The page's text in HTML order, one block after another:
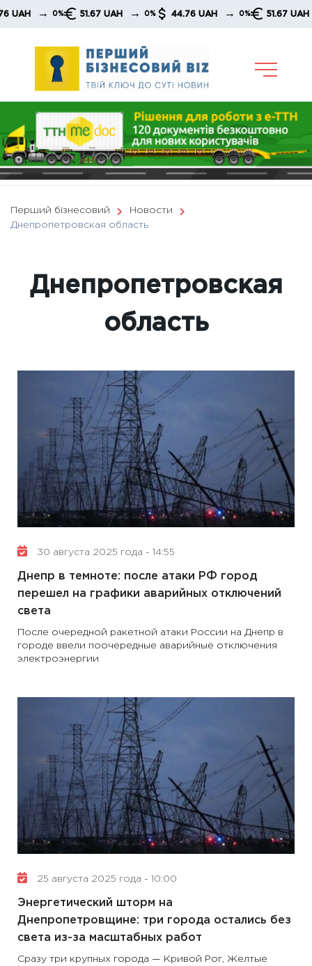
Skip
0% 51.67 UAH → 0% 44.76 UAH → 0% 51.67 UAH → 0%
Перший бізнесовий
Новости
Днепропетровская область
Днепропетровская
область
30 августа 2025 года - 14:55
Днепр в темноте: после атаки РФ город
перешел на графики аварийных отключений
света
После очередной ракетной атаки России на Днепр в
городе ввели поочередные аварийные отключения
электроэнергии
25 августа 2025 года - 10:00
Энергетический шторм на
Днепропетровщине: три города остались без
света из-за масштабных работ
Сразу три крупных города — Кривой Рог, Желтые